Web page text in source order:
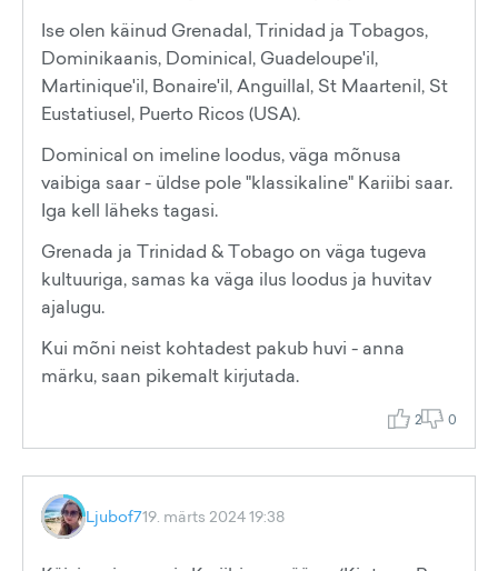
Ise olen käinud Grenadal, Trinidad ja Tobagos,
Dominikaanis, Dominical, Guadeloupe'il,
Martinique'il, Bonaire'il, Anguillal, St Maartenil, St
Eustatiusel, Puerto Ricos (USA).
Dominical on imeline loodus, väga mõnusa
vaibiga saar - üldse pole "klassikaline" Kariibi saar.
Iga kell läheks tagasi.
Grenada ja Trinidad & Tobago on väga tugeva
kultuuriga, samas ka väga ilus loodus ja huvitav
ajalugu.
Kui mõni neist kohtadest pakub huvi - anna
märku, saan pikemalt kirjutada.
2 0
Ljubof719. märts 2024 19:38